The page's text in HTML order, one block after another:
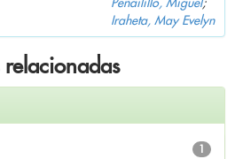
Iraheta, May Evelyn
1